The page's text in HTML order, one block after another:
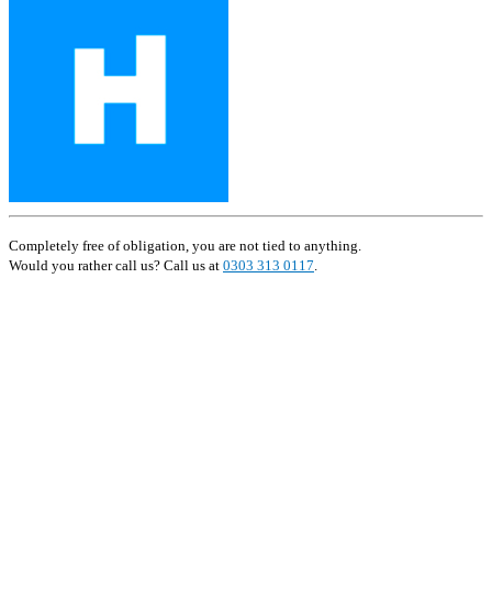
Completely free of obligation, you are not tied to anything.
Would you rather call us? Call us at 0303 313 0117